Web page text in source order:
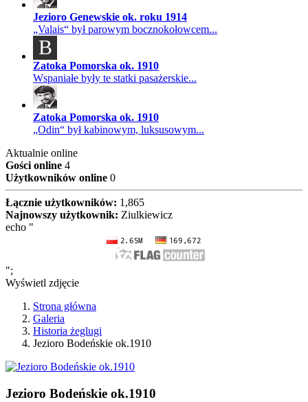
Jezioro Genewskie ok. roku 1914
„Valais“ był parowym bocznokołowcem...
B
Zatoka Pomorska ok. 1910
Wspaniałe były te statki pasażerskie...
Zatoka Pomorska ok. 1910
„Odin“ był kabinowym, luksusowym...
Aktualnie online
Gości online 4
Użytkowników online 0
Łącznie użytkowników: 1,865
Najnowszy użytkownik: Ziulkiewicz
echo "
";
Wyświetl zdjęcie
Strona główna
Galeria
Historia żeglugi
Jezioro Bodeńskie ok.1910
Jezioro Bodeńskie ok.1910